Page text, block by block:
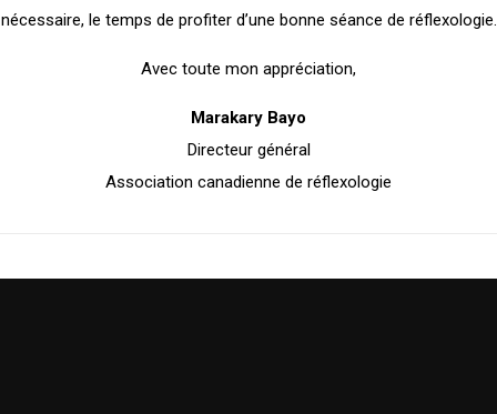
nécessaire, le temps de profiter d’une bonne séance de réflexologie.
Avec toute mon appréciation,
Marakary Bayo
Directeur général
Association canadienne de réflexologie